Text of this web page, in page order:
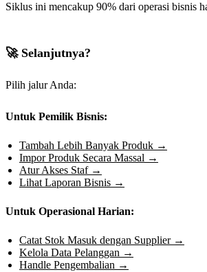
Siklus ini mencakup 90% dari operasi bisnis
🚀 Selanjutnya?
Pilih jalur Anda:
Untuk Pemilik Bisnis:
Tambah Lebih Banyak Produk →
Impor Produk Secara Massal →
Atur Akses Staf →
Lihat Laporan Bisnis →
Untuk Operasional Harian:
Catat Stok Masuk dengan Supplier →
Kelola Data Pelanggan →
Handle Pengembalian →